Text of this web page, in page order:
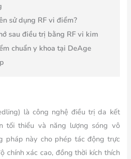
sử dụng RF vi điểm?
sau điều trị bằng RF vi kim
chuẩn y khoa tại DeAge
là công nghệ điều trị da kết
tối thiểu và năng lượng sóng vô
pháp này cho phép tác động trực
chính xác cao, đồng thời kích thích